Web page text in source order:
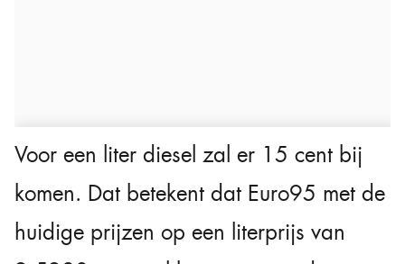
Voor een liter diesel zal er 15 cent bij
komen. Dat betekent dat Euro95 met de
huidige prijzen op een literprijs van